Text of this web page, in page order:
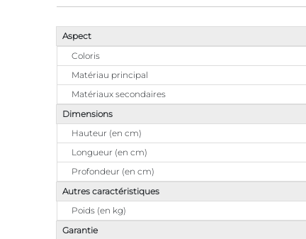
Aspect
Coloris
Matériau principal
Matériaux secondaires
Dimensions
Hauteur (en cm)
Longueur (en cm)
Profondeur (en cm)
Autres caractéristiques
Poids (en kg)
Garantie